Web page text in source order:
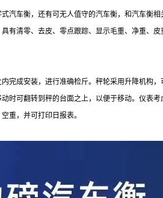
汽车衡，还有可无人值守的汽车衡，和汽车衡
有清零、去皮、零点跟踪、显示毛重、净重、
完成安装，进行准确检斤。秤轮采用升降机构
时可翻转到秤的台面之上，以便于移动。仪表
重，并可打印日报表。